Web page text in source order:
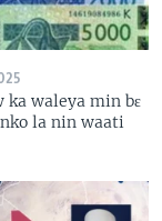
ka waleya min bɛ
la nin waati